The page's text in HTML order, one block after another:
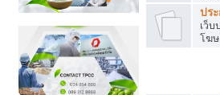
ปร
เว็
โฆ